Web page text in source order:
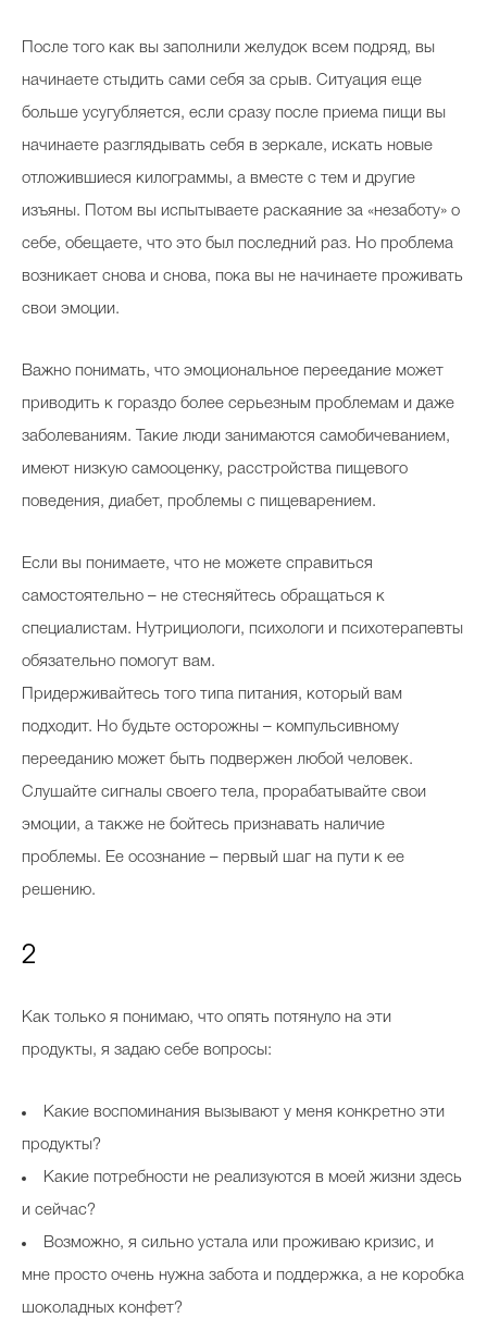
После того как вы заполнили желудок всем подряд, вы
начинаете стыдить сами себя за срыв. Ситуация еще
больше усугубляется, если сразу после приема пищи вы
начинаете разглядывать себя в зеркале, искать новые
отложившиеся килограммы, а вместе с тем и другие
изъяны. Потом вы испытываете раскаяние за «незаботу» о
себе, обещаете, что это был последний раз. Но проблема
возникает снова и снова, пока вы не начинаете проживать
свои эмоции.
Важно понимать, что эмоциональное переедание может
приводить к гораздо более серьезным проблемам и даже
заболеваниям. Такие люди занимаются самобичеванием,
имеют низкую самооценку, расстройства пищевого
поведения, диабет, проблемы с пищеварением.
Если вы понимаете, что не можете справиться
самостоятельно – не стесняйтесь обращаться к
специалистам. Нутрициологи, психологи и психотерапевты
обязательно помогут вам.
Придерживайтесь того типа питания, который вам
подходит. Но будьте осторожны – компульсивному
перееданию может быть подвержен любой человек.
Слушайте сигналы своего тела, прорабатывайте свои
эмоции, а также не бойтесь признавать наличие
проблемы. Ее осознание – первый шаг на пути к ее
решению.
2
Как только я понимаю, что опять потянуло на эти
продукты, я задаю себе вопросы:
Какие воспоминания вызывают у меня конкретно эти
продукты?
Какие потребности не реализуются в моей жизни здесь
и сейчас?
Возможно, я сильно устала или проживаю кризис, и
мне просто очень нужна забота и поддержка, а не коробка
шоколадных конфет?